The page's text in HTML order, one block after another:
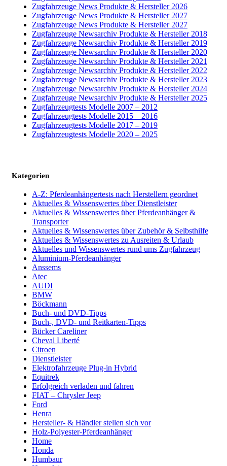
Zugfahrzeuge News Produkte & Hersteller 2026
Zugfahrzeuge News Produkte & Hersteller 2027
Zugfahrzeuge News Produkte & Hersteller 2027
Zugfahrzeuge Newsarchiv Produkte & Hersteller 2018
Zugfahrzeuge Newsarchiv Produkte & Hersteller 2019
Zugfahrzeuge Newsarchiv Produkte & Hersteller 2020
Zugfahrzeuge Newsarchiv Produkte & Hersteller 2021
Zugfahrzeuge Newsarchiv Produkte & Hersteller 2022
Zugfahrzeuge Newsarchiv Produkte & Hersteller 2023
Zugfahrzeuge Newsarchiv Produkte & Hersteller 2024
Zugfahrzeuge Newsarchiv Produkte & Hersteller 2025
Zugfahrzeugtests Modelle 2007 – 2012
Zugfahrzeugtests Modelle 2015 – 2016
Zugfahrzeugtests Modelle 2017 – 2019
Zugfahrzeugtests Modelle 2020 – 2025
Kategorien
A-Z: Pferdeanhängertests nach Herstellern geordnet
Aktuelles & Wissenswertes über Dienstleister
Aktuelles & Wissenswertes über Pferdeanhänger &
Transporter
Aktuelles & Wissenswertes über Zubehör & Selbsthilfe
Aktuelles & Wissenswertes zu Ausreiten & Urlaub
Aktuelles und Wissenswertes rund ums Zugfahrzeug
Aluminium-Pferdeanhänger
Anssems
Atec
AUDI
BMW
Böckmann
Buch- und DVD-Tipps
Buch-, DVD- und Reitkarten-Tipps
Bücker Careliner
Cheval Liberté
Citroen
Dienstleister
Elektrofahrzeuge Plug-in Hybrid
Equitrek
Erfolgreich verladen und fahren
FIAT – Chrysler Jeep
Ford
Henra
Hersteller- & Händler stellen sich vor
Holz-Polyester-Pferdeanhänger
Home
Honda
Humbaur